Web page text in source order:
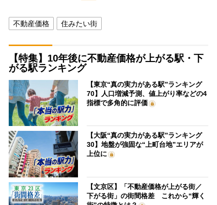
不動産価格 住みたい街
【特集】10年後に不動産価格が上がる駅・下
がる駅ランキング
【東京“真の実力がある駅”ランキング
70】人口増減予測、値上がり率などの4
指標で多角的に評価
【大阪“真の実力がある駅”ランキング
30】地盤が強固な“上町台地”エリアが
上位に
【文京区】「不動産価格が上がる街／
下がる街」の街間格差 これから“輝く